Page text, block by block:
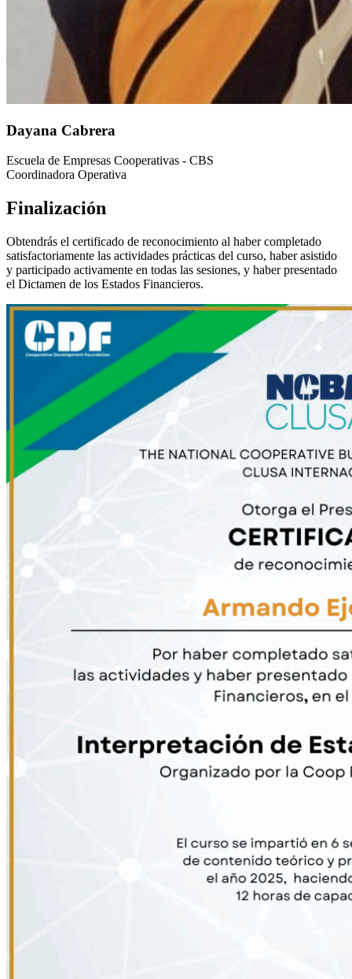
Dayana Cabrera
Escuela de Empresas Cooperativas - CBS
Coordinadora Operativa
Finalización
Obtendrás el certificado de reconocimiento al haber completado
satisfactoriamente las actividades prácticas del curso, haber asistido
y participado activamente en todas las sesiones, y haber presentado
el Dictamen de los Estados Financieros.